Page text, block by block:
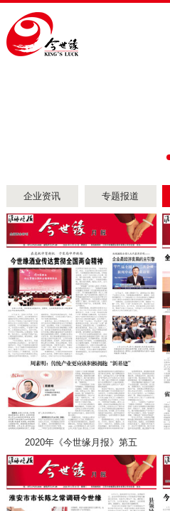
企业资讯 专题报道
2020年《今世缘月报》第五